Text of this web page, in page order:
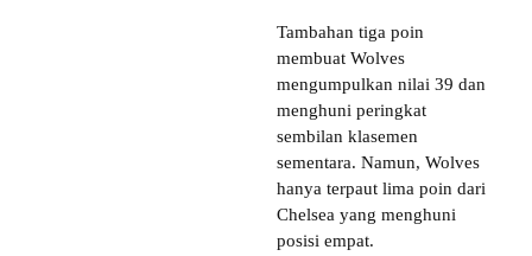
Tambahan tiga poin
membuat Wolves
mengumpulkan nilai 39 dan
menghuni peringkat
sembilan klasemen
sementara. Namun, Wolves
hanya terpaut lima poin dari
Chelsea yang menghuni
posisi empat.